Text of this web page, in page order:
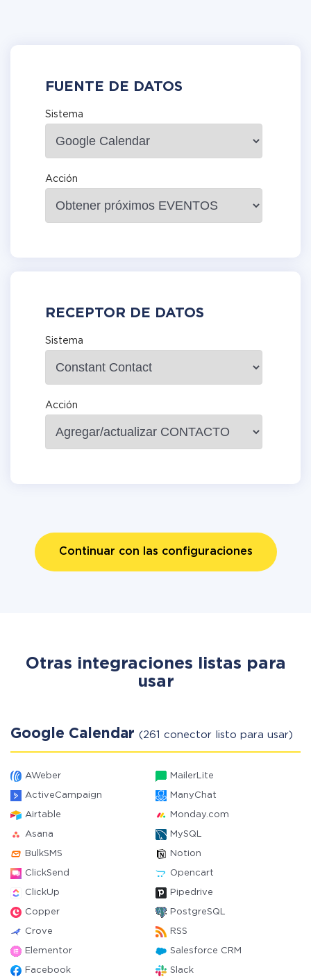
FUENTE DE DATOS
Sistema
Acción
RECEPTOR DE DATOS
Sistema
Acción
Continuar con las configuraciones
Otras integraciones listas para
usar
Google Calendar (261 conector listo para usar)
AWeber MailerLite
ActiveCampaign ManyChat
Airtable Monday.com
Asana MySQL
BulkSMS Notion
ClickSend Opencart
ClickUp Pipedrive
Copper PostgreSQL
Crove RSS
Elementor Salesforce CRM
Facebook Slack